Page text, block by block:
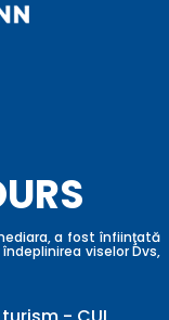
a fost înfiinţată
viselor Dvs,